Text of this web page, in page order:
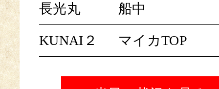
長光丸 船中
KUNAI２ マイカTOP